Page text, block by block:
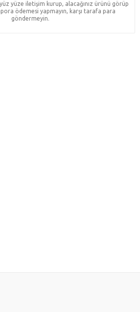
yüze iletişim kurup, alacağınız ürünü görüp
ödemesi yapmayın, karşı tarafa para
göndermeyin.